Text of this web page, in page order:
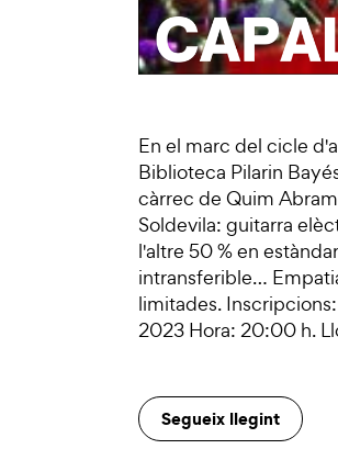
En el marc del cicle
Biblioteca Pilarin
càrrec de Quim
Soldevila: guitarra
l'altre 50 % en
intransferible…
limitades.
2023 Hora: 20:00 h.
Segueix llegint